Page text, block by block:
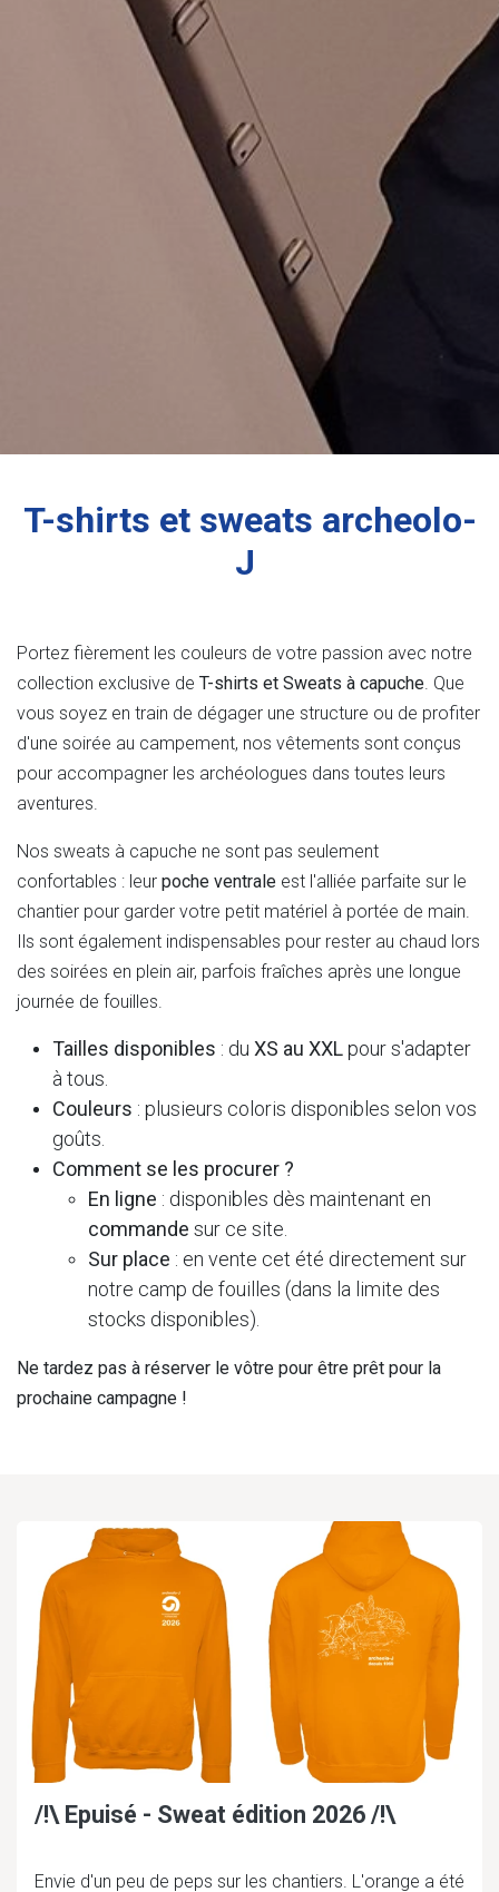
T-shirts et sweats archeolo-
J
Portez fièrement les couleurs de votre passion avec notre
collection exclusive de T-shirts et Sweats à capuche . Que
vous soyez en train de dégager une structure ou de profiter
d'une soirée au campement, nos vêtements sont conçus
pour accompagner les archéologues dans toutes leurs
aventures.
Nos sweats à capuche ne sont pas seulement
confortables : leur poche ventrale est l'alliée parfaite sur le
chantier pour garder votre petit matériel à portée de main.
Ils sont également indispensables pour rester au chaud lors
des soirées en plein air, parfois fraîches après une longue
journée de fouilles.
Tailles disponibles : du XS au XXLpour s'adapter
à tous.
Couleurs : plusieurs coloris disponibles selon vos
goûts.
Comment se les procurer ?
En ligne : disponibles dès maintenant en
commande sur ce site.
Sur place : en vente cet été directement sur
notre camp de fouilles (dans la limite des
stocks disponibles).
Ne tardez pas à réserver le vôtre pour être prêt pour la
prochaine campagne !
/!\ Epuisé - Sweat édition 2026 /!\
Envie d'un peu de peps sur les chantiers. L'orange a été